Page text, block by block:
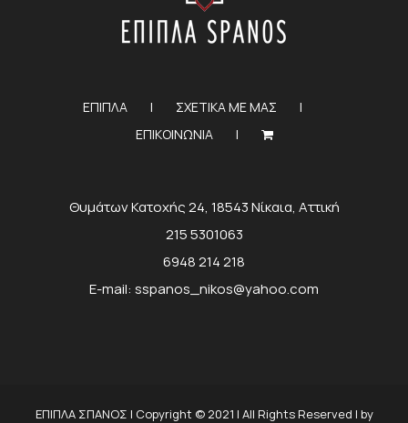
ΕΠΙΠΛΑ
ΣΧΕΤΙΚΑ ΜΕ ΜΑΣ
ΕΠΙΚΟΙΝΩΝΙΑ
Θυμάτων Κατοχής 24, 18543 Νίκαια, Αττική
215 5301063
6948 214 218
E-mail: sspanos_nikos@yahoo.com
ΕΠΙΠΛΑ ΣΠΑΝΟΣ | Copyright © 2021 | All Rights Reserved | by